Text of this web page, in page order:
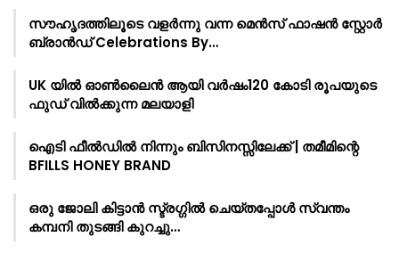
സൗഹൃദത്തിലൂടെ വളർന്നു വന്ന മെൻസ് ഫാഷൻ സ്റ്റോർ
ബ്രാൻഡ് Celebrations By…
UK യിൽ ഓൺലൈൻ ആയി വർഷം120 കോടി രൂപയുടെ
ഫുഡ് വിൽക്കുന്ന മലയാളി
ഐടി ഫീൽഡിൽ നിന്നും ബിസിനസ്സിലേക്ക് | തമീമിന്റെ
BFILLS HONEY BRAND
ഒരു ജോലി കിട്ടാൻ സ്ട്രഗ്ഗിൽ ചെയ്തപ്പോൾ സ്വന്തം
കമ്പനി തുടങ്ങി കുറച്ചു…